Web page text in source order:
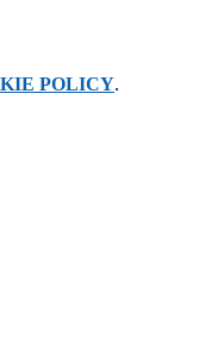
POLICY.